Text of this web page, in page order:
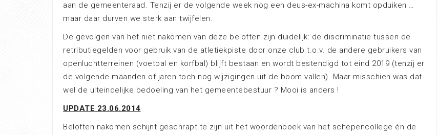
aan de gemeenteraad. Tenzij er de volgende week nog een deus-ex-machina komt opduiken …
maar daar durven we sterk aan twijfelen.
De gevolgen van het niet nakomen van deze beloften zijn duidelijk: de discriminatie tussen de
retributiegelden voor gebruik van de atletiekpiste door onze club t.o.v. de andere gebruikers van
openluchtterreinen (voetbal en korfbal) blijft bestaan en wordt bestendigd tot eind 2019 (tenzij er
de volgende maanden of jaren toch nog wijzigingen uit de boom vallen). Maar misschien was dat
wel de uiteindelijke bedoeling van het gemeentebestuur ? Mooi is anders !
UPDATE 23.06.2014
Beloften nakomen schijnt geschrapt te zijn uit het woordenboek van het schepencollege én de